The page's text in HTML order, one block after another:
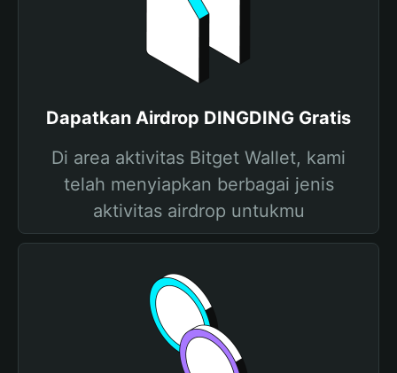
Dapatkan Airdrop DINGDING Gratis
Di area aktivitas Bitget Wallet, kami
telah menyiapkan berbagai jenis
aktivitas airdrop untukmu